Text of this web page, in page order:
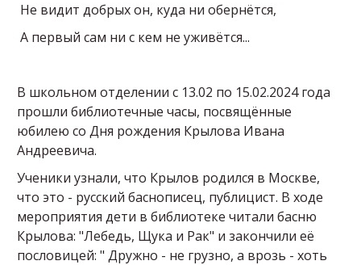
Не видит добрых он, куда ни обернётся,
А первый сам ни с кем не уживётся...
В школьном отделении с 13.02 по 15.02.2024 года
прошли библиотечные часы, посвящённые
юбилею со Дня рождения Крылова Ивана
Андреевича.
Ученики узнали, что Крылов родился в Москве,
что это - русский баснописец, публицист. В ходе
мероприятия дети в библиотеке читали басню
Крылова: "Лебедь, Щука и Рак" и закончили её
пословицей: " Дружно - не грузно, а врозь - хоть